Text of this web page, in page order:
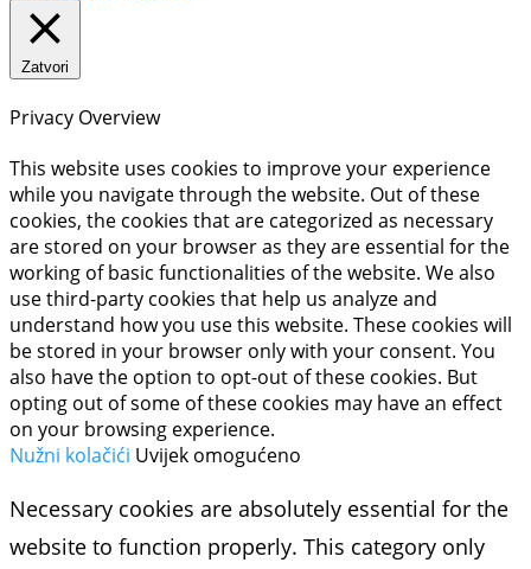
Zatvori
Privacy Overview
This website uses cookies to improve your experience
while you navigate through the website. Out of these
cookies, the cookies that are categorized as necessary
are stored on your browser as they are essential for the
working of basic functionalities of the website. We also
use third-party cookies that help us analyze and
understand how you use this website. These cookies will
be stored in your browser only with your consent. You
also have the option to opt-out of these cookies. But
opting out of some of these cookies may have an effect
on your browsing experience.
Nužni kolačići Uvijek omogućeno
Necessary cookies are absolutely essential for the
website to function properly. This category only